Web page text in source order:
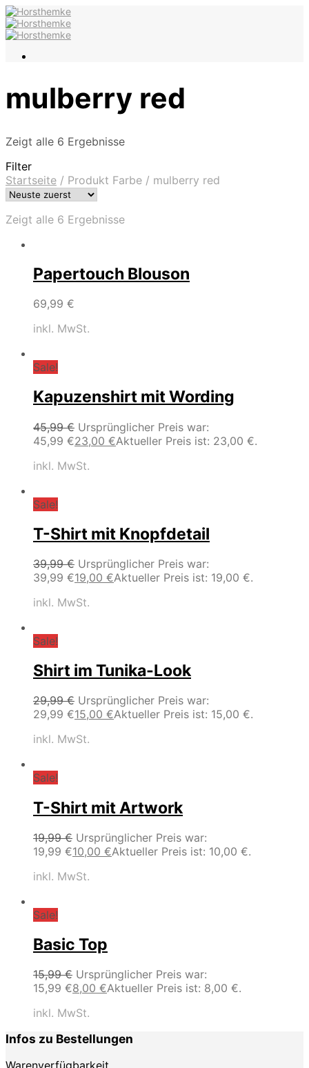
mulberry red
Zeigt alle 6 Ergebnisse
Filter
Startseite / Produkt Farbe / mulberry red
Zeigt alle 6 Ergebnisse
Papertouch Blouson
69,99 €
inkl. MwSt.
Sale!
Kapuzenshirt mit Wording
45,99€ Ursprünglicher Preis war:
45,99 €23,00 €Aktueller Preis ist: 23,00 €.
inkl. MwSt.
Sale!
T-Shirt mit Knopfdetail
39,99€ Ursprünglicher Preis war:
39,99 €19,00 €Aktueller Preis ist: 19,00 €.
inkl. MwSt.
Sale!
Shirt im Tunika-Look
29,99€ Ursprünglicher Preis war:
29,99 €15,00 €Aktueller Preis ist: 15,00 €.
inkl. MwSt.
Sale!
T-Shirt mit Artwork
19,99€ Ursprünglicher Preis war:
19,99 €10,00 €Aktueller Preis ist: 10,00 €.
inkl. MwSt.
Sale!
Basic Top
15,99€ Ursprünglicher Preis war:
15,99 €8,00 €Aktueller Preis ist: 8,00 €.
inkl. MwSt.
Infos zu Bestellungen
Warenverfügbarkeit